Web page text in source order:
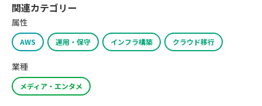
関連カテゴリー
属性
AWS 運用・保守 インフラ構築 クラウド移行
業種
メディア・エンタメ